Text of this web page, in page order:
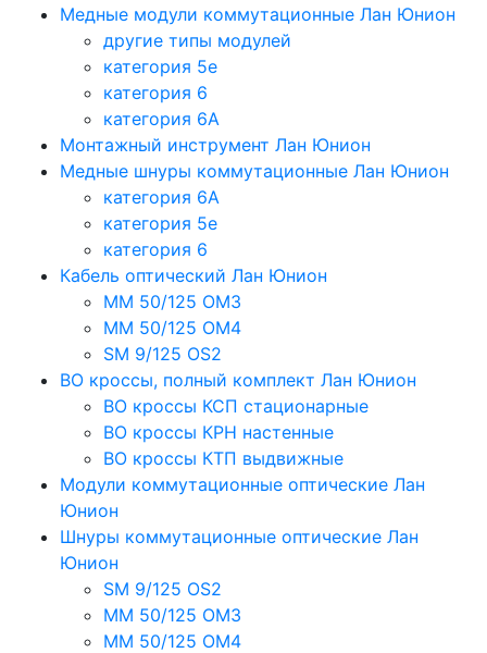
Медные модули коммутационные Лан Юнион
другие типы модулей
категория 5е
категория 6
категория 6A
Монтажный инструмент Лан Юнион
Медные шнуры коммутационные Лан Юнион
категория 6A
категория 5e
категория 6
Кабель оптический Лан Юнион
MM 50/125 OM3
MM 50/125 OM4
SM 9/125 OS2
ВО кроссы, полный комплект Лан Юнион
ВО кроссы КСП стационарные
ВО кроссы КРН настенные
ВО кроссы КТП выдвижные
Модули коммутационные оптические Лан
Юнион
Шнуры коммутационные оптические Лан
Юнион
SM 9/125 OS2
MM 50/125 OM3
MM 50/125 OM4